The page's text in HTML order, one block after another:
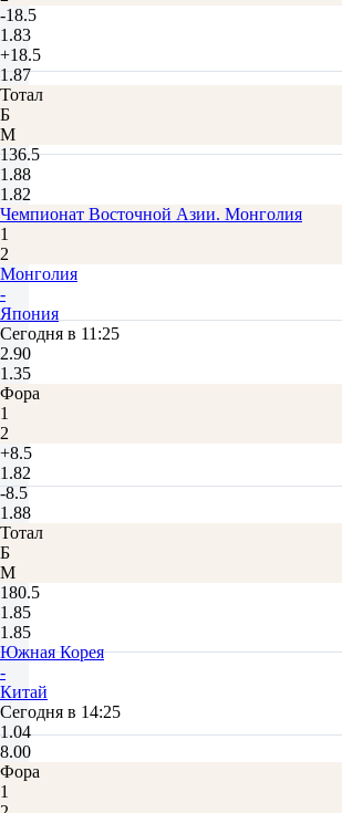
-18.5
1.83
+18.5
1.87
Тотал
Б
М
136.5
1.88
1.82
Чемпионат Восточной Азии. Монголия
1
2
Монголия
-
Япония
Сегодня в 11:25
2.90
1.35
Фора
1
2
+8.5
1.82
-8.5
1.88
Тотал
Б
М
180.5
1.85
1.85
Южная Корея
-
Китай
Сегодня в 14:25
1.04
8.00
Фора
1